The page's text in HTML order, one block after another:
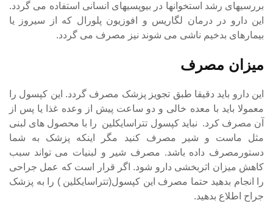
بررسیهای رشد استخوانها در بیوپسیهای انسانی استفاده می گردد.
این دارو در درمان لگاریس و افوزیون پلورال که از سیروز یا
بیمارهای بدخیم ناشی می شوند نیز مصرف می گردد.
میزان مصرف
این دارو باید دقیقا طبق تجویز پزشک مصرف گردد. این کپسول را
معمولا باید با معده خالی و دو ساعت پیش از وعده غذا یا پس از
آن مصرف کرد. نباید کپسول تتراسایکلین را با محصول های لبنی
مثل ماست و شیر مصرف کنید مگر اینکه پزشک به شما
دستورمصرف داده باشد. مصرف شیر و لبنیات می تواند سبب
کاهش میزان اثربخشی دارو شود. اگر قرار است که عمل جراحی
را انجام بدهید حتما مصرف این کپسول(تتراسایکلین ) را به پزشک
جراح اطلاع بدهید.